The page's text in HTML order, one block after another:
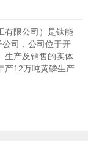
有限公司）是钛能
司，公司位于开
生产及销售的实体
产12万吨黄磷生产